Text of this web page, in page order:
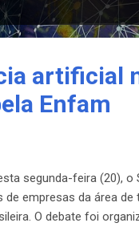
artificial
Enfam
segunda-feira (20),
de empresas da área
O debate foi